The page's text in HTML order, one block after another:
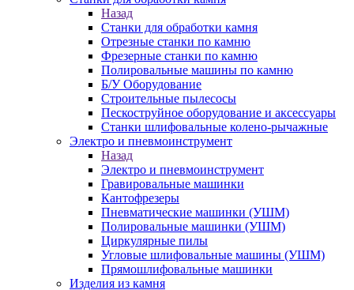
Назад
Станки для обработки камня
Отрезные станки по камню
Фрезерные станки по камню
Полировальные машины по камню
Б/У Оборудование
Строительные пылесосы
Пескоструйное оборудование и аксессуары
Станки шлифовальные колено-рычажные
Электро и пневмоинструмент
Назад
Электро и пневмоинструмент
Гравировальные машинки
Кантофрезеры
Пневматические машинки (УШМ)
Полировальные машинки (УШМ)
Циркулярные пилы
Угловые шлифовальные машины (УШМ)
Прямошлифовальные машинки
Изделия из камня